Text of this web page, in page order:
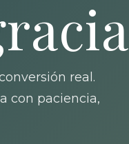
real.
con paciencia,